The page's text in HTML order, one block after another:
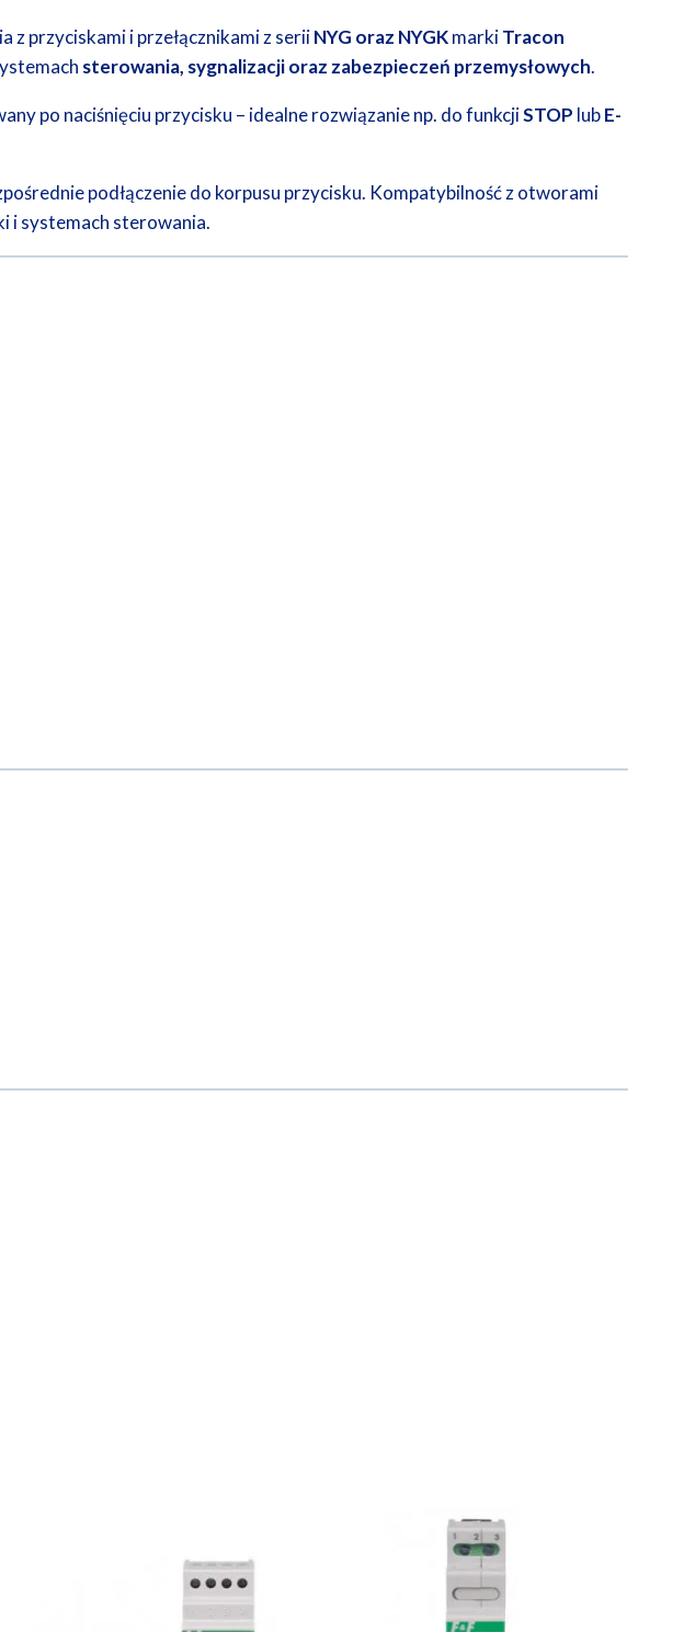
z przyciskami i przełącznikami z seriiNYG oraz NYGKmarkiTracon
sterowania, sygnalizacji oraz zabezpieczeń przemysłowych.
po naciśnięciu przycisku – idealne rozwiązanie np. do funkcjiSTOP lubE-
podłączenie do korpusu przycisku. Kompatybilność z otworami
i systemach sterowania.